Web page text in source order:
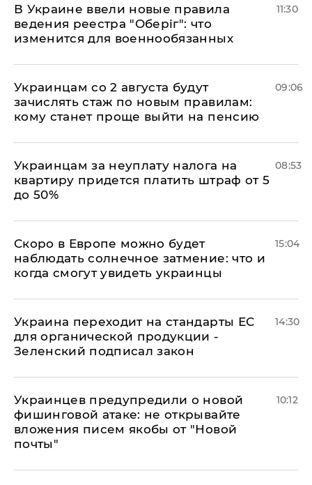
В Украине ввели новые правила
ведения реестра "Оберіг": что
изменится для военнообязанных
11:30
Украинцам со 2 августа будут
зачислять стаж по новым правилам:
кому станет проще выйти на пенсию
09:06
Украинцам за неуплату налога на
квартиру придется платить штраф от 5
до 50%
08:53
Скоро в Европе можно будет
наблюдать солнечное затмение: что и
когда смогут увидеть украинцы
15:04
Украина переходит на стандарты ЕС
для органической продукции -
Зеленский подписал закон
14:30
Украинцев предупредили о новой
фишинговой атаке: не открывайте
вложения писем якобы от "Новой
почты"
10:12